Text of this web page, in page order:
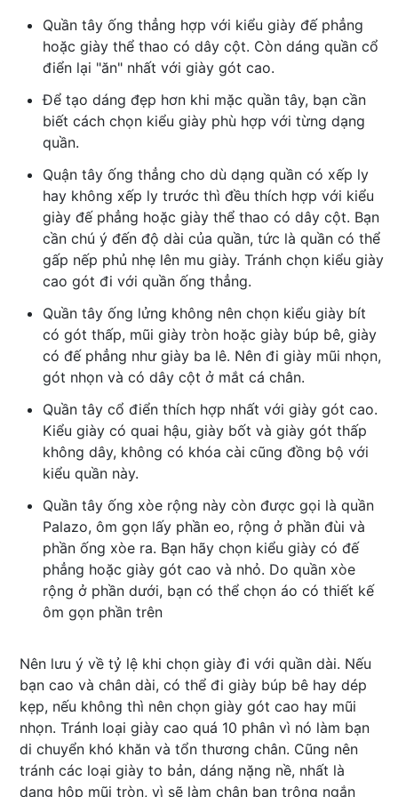
Quần tây ống thẳng hợp với kiểu giày đế phẳng
hoặc giày thể thao có dây cột. Còn dáng quần cổ
điển lại "ăn" nhất với giày gót cao.
Để tạo dáng đẹp hơn khi mặc quần tây, bạn cần
biết cách chọn kiểu giày phù hợp với từng dạng
quần.
Quận tây ống thẳng cho dù dạng quần có xếp ly
hay không xếp ly trước thì đều thích hợp với kiểu
giày đế phẳng hoặc giày thể thao có dây cột. Bạn
cần chú ý đến độ dài của quần, tức là quần có thể
gấp nếp phủ nhẹ lên mu giày. Tránh chọn kiểu giày
cao gót đi với quần ống thẳng.
Quần tây ống lửng không nên chọn kiểu giày bít
có gót thấp, mũi giày tròn hoặc giày búp bê, giày
có đế phẳng như giày ba lê. Nên đi giày mũi nhọn,
gót nhọn và có dây cột ở mắt cá chân.
Quần tây cổ điển thích hợp nhất với giày gót cao.
Kiểu giày có quai hậu, giày bốt và giày gót thấp
không dây, không có khóa cài cũng đồng bộ với
kiểu quần này.
Quần tây ống xòe rộng này còn được gọi là quần
Palazo, ôm gọn lấy phần eo, rộng ở phần đùi và
phần ống xòe ra. Bạn hãy chọn kiểu giày có đế
phẳng hoặc giày gót cao và nhỏ. Do quần xòe
rộng ở phần dưới, bạn có thể chọn áo có thiết kế
ôm gọn phần trên
Nên lưu ý về tỷ lệ khi chọn giày đi với quần dài. Nếu
bạn cao và chân dài, có thể đi giày búp bê hay dép
kẹp, nếu không thì nên chọn giày gót cao hay mũi
nhọn. Tránh loại giày cao quá 10 phân vì nó làm bạn
di chuyển khó khăn và tổn thương chân. Cũng nên
tránh các loại giày to bản, dáng nặng nề, nhất là
dạng hộp mũi tròn, vì sẽ làm chân bạn trông ngắn